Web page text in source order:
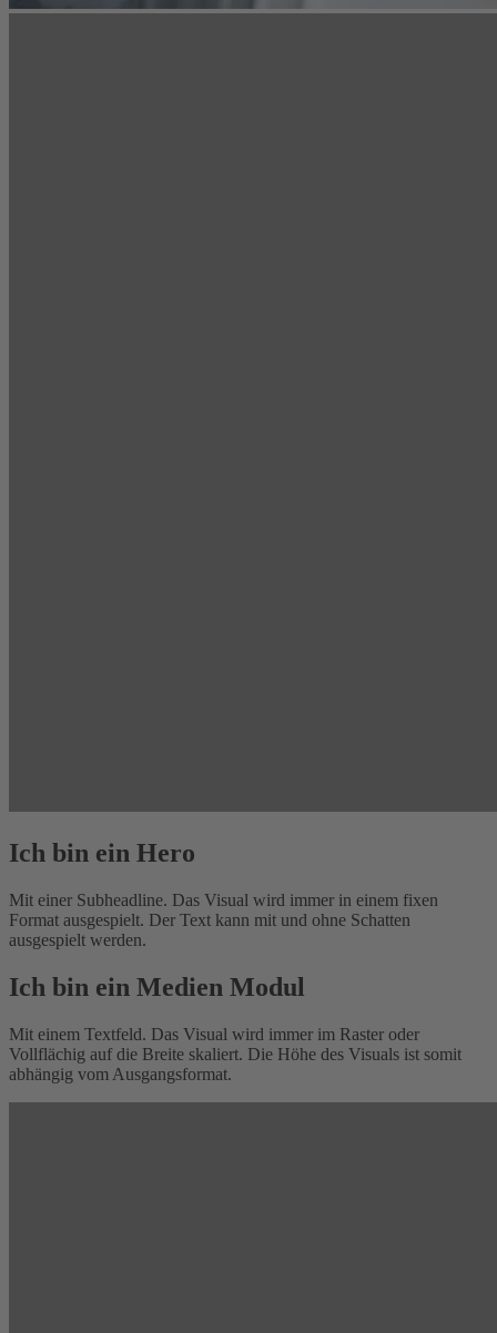
Ich bin ein Hero
Mit einer Subheadline. Das Visual wird immer in einem fixen
Format ausgespielt. Der Text kann mit und ohne Schatten
ausgespielt werden.
Ich bin ein Medien Modul
Mit einem Textfeld. Das Visual wird immer im Raster oder
Vollflächig auf die Breite skaliert. Die Höhe des Visuals ist somit
abhängig vom Ausgangsformat.